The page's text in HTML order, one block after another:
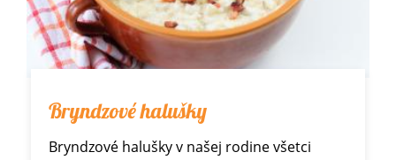
Bryndzové halušky
Bryndzové halušky v našej rodine všetci